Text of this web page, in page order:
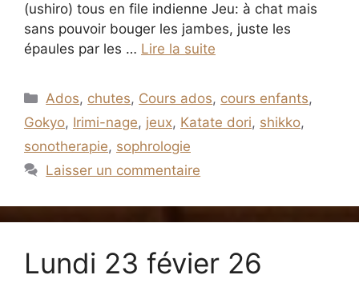
(ushiro) tous en file indienne Jeu: à chat mais
sans pouvoir bouger les jambes, juste les
épaules par les … Lire la suite
Catégories
Ados, chutes, Cours ados, cours enfants,
Gokyo, Irimi-nage, jeux, Katate dori, shikko,
sonotherapie, sophrologie
Laisser un commentaire
Lundi 23 févier 26